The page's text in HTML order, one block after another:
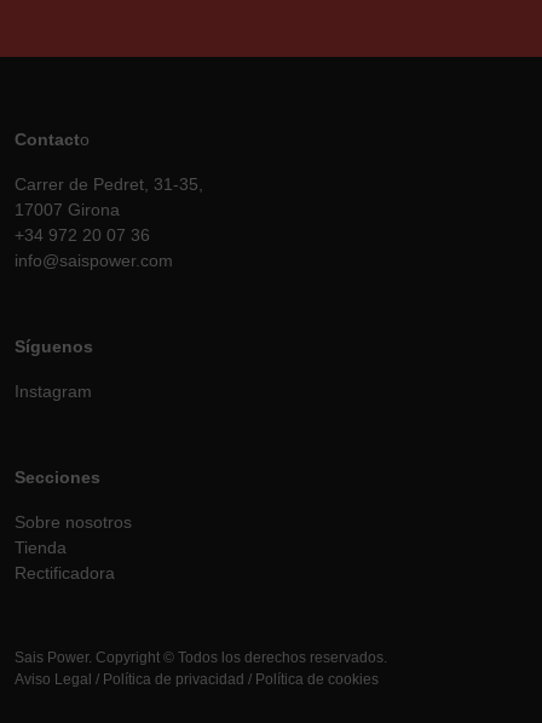
Contacto
Carrer de Pedret, 31-35,
17007 Girona
+34 972 20 07 36
info@saispower.com
Síguenos
Instagram
Secciones
Sobre nosotros
Tienda
Rectificadora
Sais Power. Copyright © Todos los derechos reservados.
Aviso Legal / Política de privacidad / Política de cookies